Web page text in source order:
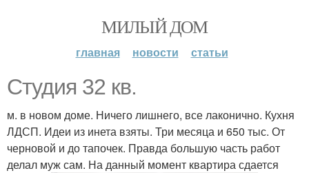
МИЛЫЙ ДОМ
главная новости статьи
Студия 32 кв.
м. в новом доме. Ничего лишнего, все лаконично. Кухня
ЛДСП. Идеи из инета взяты. Три месяца и 650 тыс. От
черновой и до тапочек. Правда большую часть работ
делал муж сам. На данный момент квартира сдается